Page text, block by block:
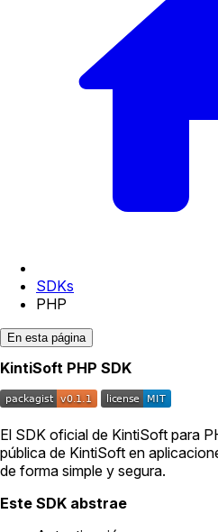
SDKs
PHP
En esta página
KintiSoft PHP SDK
El SDK oficial de KintiSoft para
pública de KintiSoft en
de forma simple y segura.
Este SDK abstrae